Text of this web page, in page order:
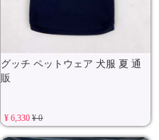
グッチ ペットウェア 犬服 夏 通
販
¥ 6,330¥ 0